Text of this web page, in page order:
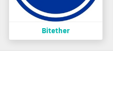
Bitether